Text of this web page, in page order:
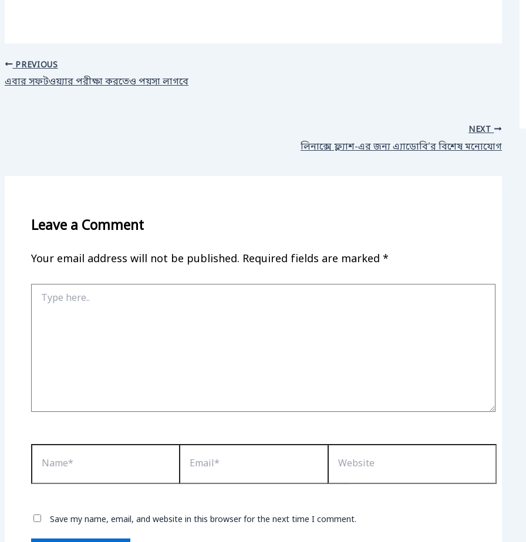
PREVIOUS
এবার সফটওয়্যার পরীক্ষা করতেও পয়সা লাগবে
NEXT
লিনাক্সে ফ্ল্যাশ-এর জন্য এ্যাডোবি’র বিশেষ মনোযোগ
Leave a Comment
Your email address will not be published. Required fields are marked *
here..
Name* Email* Website
Save my name, email, and website in this browser for the next time I comment.